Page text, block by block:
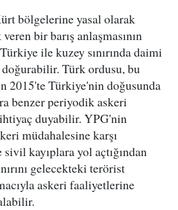
bölgelerine yasal olarak
bir barış anlaşmasının
ile kuzey sınırında daimi
Türk ordusu, bu
2015'te Türkiye'nin doğusunda
benzer periyodik askeri
duyabilir. YPG'nin
müdahalesine karşı
kayıplara yol açtığından
gelecekteki terörist
askeri faaliyetlerine